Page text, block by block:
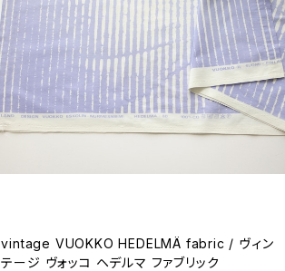
vintage VUOKKO HEDELMÄ fabric / ヴィン
テージ ヴォッコ ヘデルマ ファブリック